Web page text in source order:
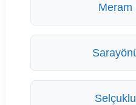
Meram